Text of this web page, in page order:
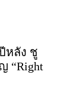
หลัง ชู
“Right